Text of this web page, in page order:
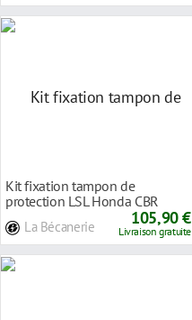
Kit fixation tampon de
protection LSL Honda CBR
La Bécanerie 105,90 €
Livraison gratuite